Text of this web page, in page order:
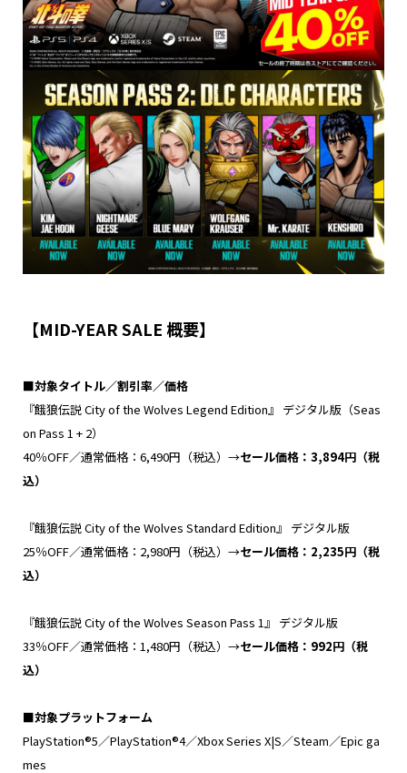
【MID-YEAR SALE 概要】
■対象タイトル／割引率／価格
『餓狼伝説 City of the Wolves Legend Edition』 デジタル版（Seas
on Pass 1 + 2）
40％OFF／通常価格：6,490円（税込）→セール価格： 3,894円（税
込）
『餓狼伝説 City of the Wolves Standard Edition』 デジタル版
25％OFF／通常価格：2,980円（税込）→セール価格： 2,235円（税
込）
『餓狼伝説 City of the Wolves Season Pass 1』 デジタル版
33％OFF／通常価格：1,480円（税込）→セール価格： 992円（税
込）
■対象プラットフォーム
PlayStation®5／PlayStation®4／Xbox Series X|S／Steam／Epic ga
mes